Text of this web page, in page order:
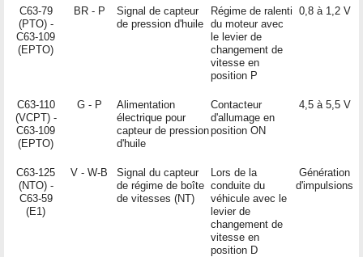
C63-79
(PTO) -
C63-109
(EPTO)
BR - P
Signal de capteur
de pression d'huile
Régime de ralenti
du moteur avec
le levier de
changement de
vitesse en
position P
0,8 à 1,2 V
C63-110
(VCPT) -
C63-109
(EPTO)
G - P
Alimentation
électrique pour
capteur de pression
d'huile
Contacteur
d'allumage en
position ON
4,5 à 5,5 V
C63-125
(NTO) -
C63-59
(E1)
V - W-B
Signal du capteur
de régime de boîte
de vitesses (NT)
Lors de la
conduite du
véhicule avec le
levier de
changement de
vitesse en
position D
Génération
d'impulsions